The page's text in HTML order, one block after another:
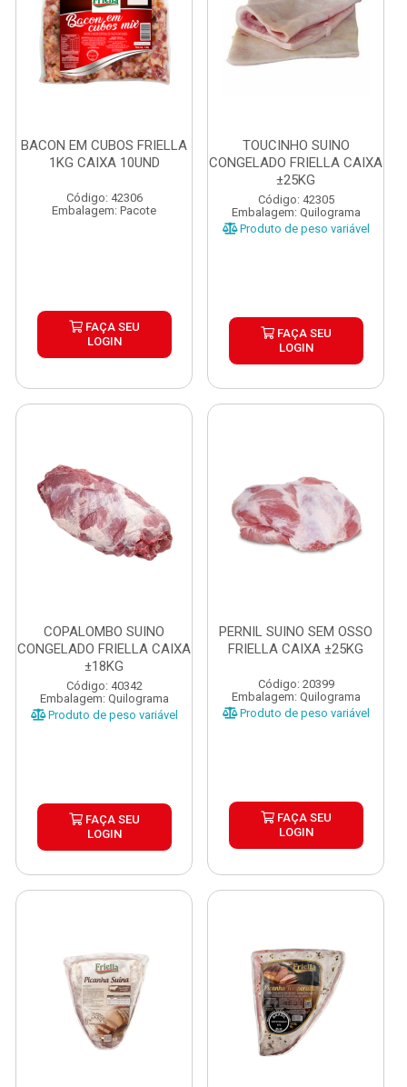
BACON EM CUBOS FRIELLA
1KG CAIXA 10UND
Código: 42306
Embalagem: Pacote
FAÇA SEU
LOGIN
TOUCINHO SUINO
CONGELADO FRIELLA CAIXA
±25KG
Código: 42305
Embalagem: Quilograma
Produto de peso variável
FAÇA SEU
LOGIN
COPALOMBO SUINO
CONGELADO FRIELLA CAIXA
±18KG
Código: 40342
Embalagem: Quilograma
Produto de peso variável
FAÇA SEU
LOGIN
PERNIL SUINO SEM OSSO
FRIELLA CAIXA ±25KG
Código: 20399
Embalagem: Quilograma
Produto de peso variável
FAÇA SEU
LOGIN